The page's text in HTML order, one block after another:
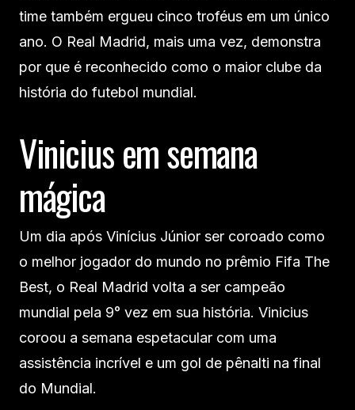
time também ergueu cinco troféus em um único
ano. O Real Madrid, mais uma vez, demonstra
por que é reconhecido como o maior clube da
história do futebol mundial.
Vinicius em semana
mágica
Um dia após Vinícius Júnior ser coroado como
o melhor jogador do mundo no prêmio Fifa The
Best, o Real Madrid volta a ser campeão
mundial pela 9° vez em sua história. Vinicius
coroou a semana espetacular com uma
assistência incrível e um gol de pênalti na final
do Mundial.